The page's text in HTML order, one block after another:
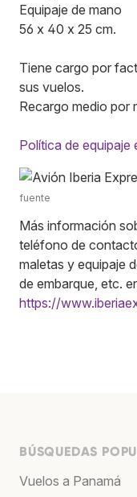
Equipaje de mano
56 x 40 x 25 cm.
Tiene cargo por
sus vuelos.
Recargo medio por
Política de equipaje
fuente
Más información
teléfono de
maletas y equipaje
de embarque, etc.
https://
BÚSQUEDAS
Vuelos a Panamá